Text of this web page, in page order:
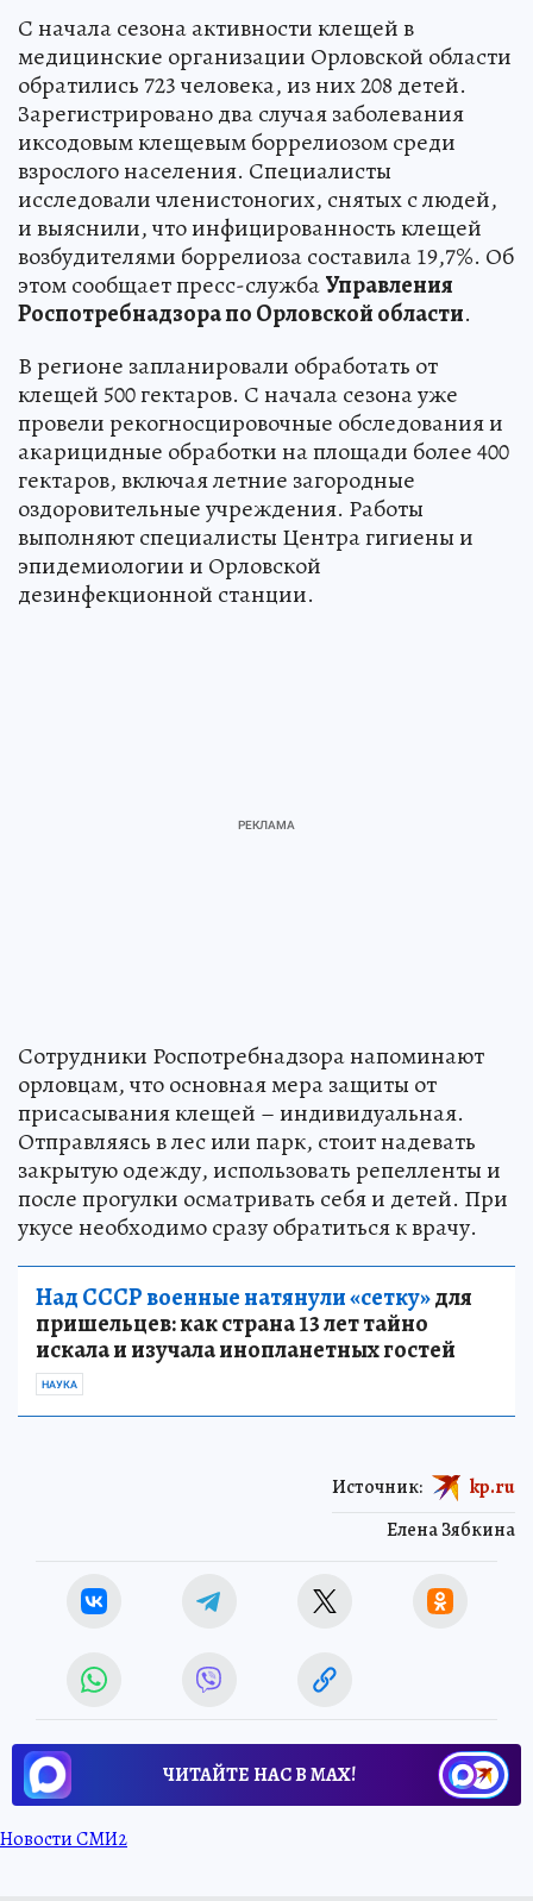
С начала сезона активности клещей в
медицинские организации Орловской области
обратились 723 человека, из них 208 детей.
Зарегистрировано два случая заболевания
иксодовым клещевым боррелиозом среди
взрослого населения. Специалисты
исследовали членистоногих, снятых с людей,
и выяснили, что инфицированность клещей
возбудителями боррелиоза составила 19,7%. Об
этом сообщает пресс-службаУправления
Роспотребнадзора по Орловской области.
В регионе запланировали обработать от
клещей 500 гектаров. С начала сезона уже
провели рекогносцировочные обследования и
акарицидные обработки на площади более 400
гектаров, включая летние загородные
оздоровительные учреждения. Работы
выполняют специалисты Центра гигиены и
эпидемиологии и Орловской
дезинфекционной станции.
Сотрудники Роспотребнадзора напоминают
орловцам, что основная мера защиты от
присасывания клещей – индивидуальная.
Отправляясь в лес или парк, стоит надевать
закрытую одежду, использовать репелленты и
после прогулки осматривать себя и детей. При
укусе необходимо сразу обратиться к врачу.
Над СССР военные натянули «сетку»для
пришельцев: как страна 13 лет тайно
искала и изучала инопланетных гостей
НАУКА
Елена Зябкина
Источник: kp.ru
ЧИТАЙТЕ НАС В МАХ!
Новости СМИ2